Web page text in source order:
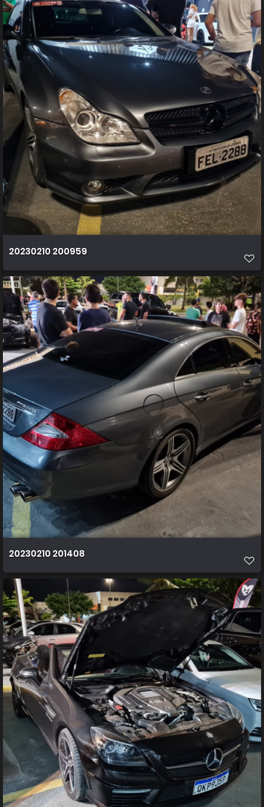
20230210 200959
20230210 201408